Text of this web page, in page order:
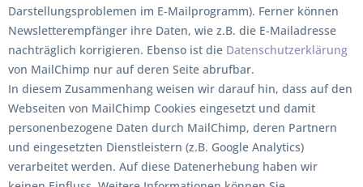
Darstellungsproblemen im E-Mailprogramm). Ferner können
Newsletterempfänger ihre Daten, wie z.B. die E-Mailadresse
nachträglich korrigieren. Ebenso ist die Datenschutzerklärung
von MailChimp nur auf deren Seite abrufbar.
In diesem Zusammenhang weisen wir darauf hin, dass auf den
Webseiten von MailChimp Cookies eingesetzt und damit
personenbezogene Daten durch MailChimp, deren Partnern
und eingesetzten Dienstleistern (z.B. Google Analytics)
verarbeitet werden. Auf diese Datenerhebung haben wir